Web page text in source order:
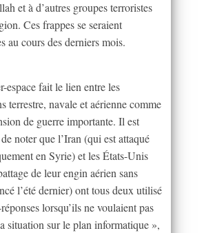
et à d’autres groupes terroristes
Ces frappes se seraient
au cours des derniers mois.
espace fait le lien entre les
terrestre, navale et aérienne comme
de guerre importante. Il est
noter que l’Iran (qui est attaqué
en Syrie) et les États-Unis
de leur engin aérien sans
l’été dernier) ont tous deux utilisé
lorsqu’ils ne voulaient pas
situation sur le plan informatique »,